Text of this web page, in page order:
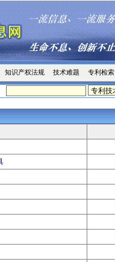
知识产权法规 技术难题 专利检索